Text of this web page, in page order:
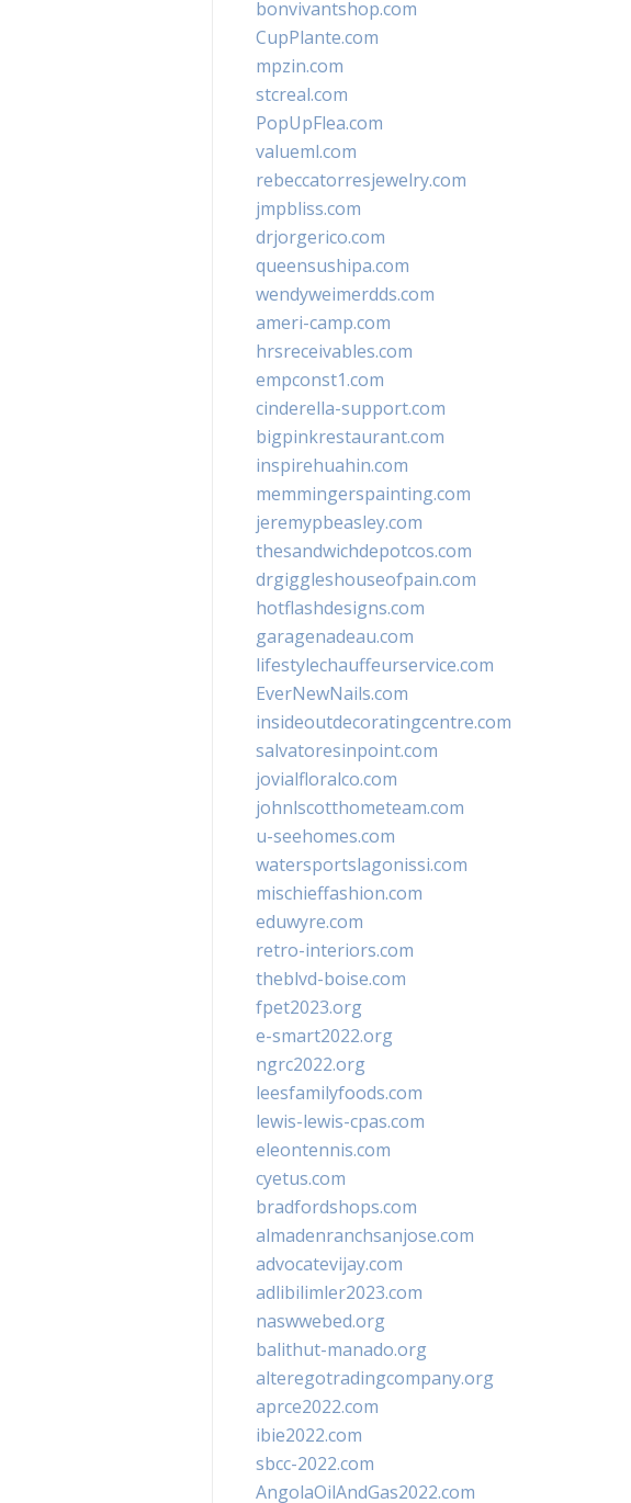
bonvivantshop.com
CupPlante.com
mpzin.com
stcreal.com
PopUpFlea.com
valueml.com
rebeccatorresjewelry.com
jmpbliss.com
drjorgerico.com
queensushipa.com
wendyweimerdds.com
ameri-camp.com
hrsreceivables.com
empconst1.com
cinderella-support.com
bigpinkrestaurant.com
inspirehuahin.com
memmingerspainting.com
jeremypbeasley.com
thesandwichdepotcos.com
drgiggleshouseofpain.com
hotflashdesigns.com
garagenadeau.com
lifestylechauffeurservice.com
EverNewNails.com
insideoutdecoratingcentre.com
salvatoresinpoint.com
jovialfloralco.com
johnlscotthometeam.com
u-seehomes.com
watersportslagonissi.com
mischieffashion.com
eduwyre.com
retro-interiors.com
theblvd-boise.com
fpet2023.org
e-smart2022.org
ngrc2022.org
leesfamilyfoods.com
lewis-lewis-cpas.com
eleontennis.com
cyetus.com
bradfordshops.com
almadenranchsanjose.com
advocatevijay.com
adlibilimler2023.com
naswwebed.org
balithut-manado.org
alteregotradingcompany.org
aprce2022.com
ibie2022.com
sbcc-2022.com
AngolaOilAndGas2022.com